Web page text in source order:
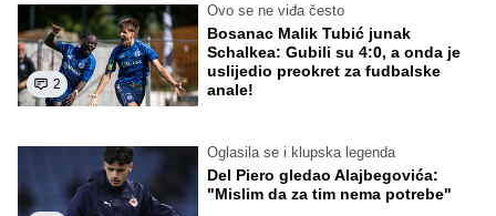
2
Ovo se ne viđa često
Bosanac Malik Tubić junak
Schalkea: Gubili su 4:0, a onda je
uslijedio preokret za fudbalske
anale!
Oglasila se i klupska legenda
Del Piero gledao Alajbegovića:
"Mislim da za tim nema potrebe"